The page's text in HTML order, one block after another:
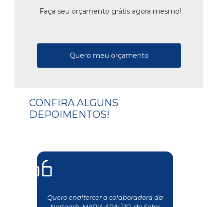
Faça seu orçamento grátis agora mesmo!
Quero meu orçamento
CONFIRA ALGUNS
DEPOIMENTOS!
Quero enaltercer a colaboradora da